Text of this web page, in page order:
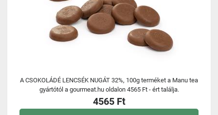
A CSOKOLÁDÉ LENCSÉK NUGÁT 32%, 100g terméket a Manu tea
gyártótól a gourmeat.hu oldalon 4565 Ft - ért találja.
4565 Ft